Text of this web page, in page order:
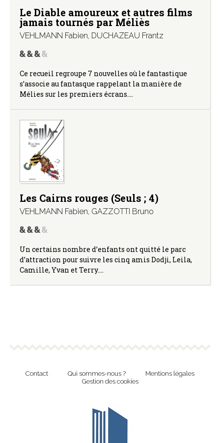
Le Diable amoureux et autres films
jamais tournés par Méliès
VEHLMANN Fabien, DUCHAZEAU Frantz
Ce recueil regroupe 7 nouvelles où le fantastique
s’associe au fantasque rappelant la manière de
Mélies sur les premiers écrans.…
Les Cairns rouges (Seuls ; 4)
VEHLMANN Fabien, GAZZOTTI Bruno
Un certains nombre d’enfants ont quitté le parc
d’attraction pour suivre les cinq amis Dodji, Leila,
Camille, Yvan et Terry.…
Contact Qui sommes-nous ?
Mentions légales
Gestion des cookies